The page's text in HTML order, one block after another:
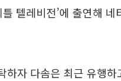
텔레비전’에 출연해 네
하자 다솜은 최근 유행하